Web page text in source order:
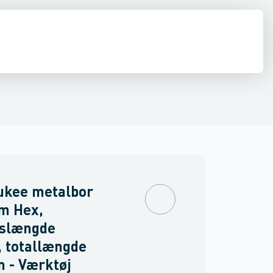
metalbor
Hex,
totallængde
- Værktøj